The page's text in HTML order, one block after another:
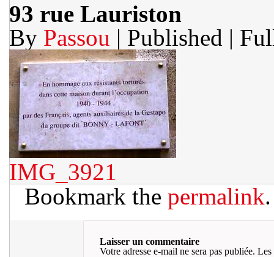
93 rue Lauriston
By Passou | Published |
IMG_3921
Bookmark the permalink.
Laisser un commentaire
Votre adresse e-mail ne sera pas publiée. Les